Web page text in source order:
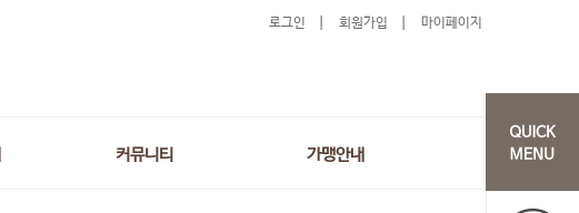
로그인 회원가입 마이페이지
커뮤니티 가맹안내